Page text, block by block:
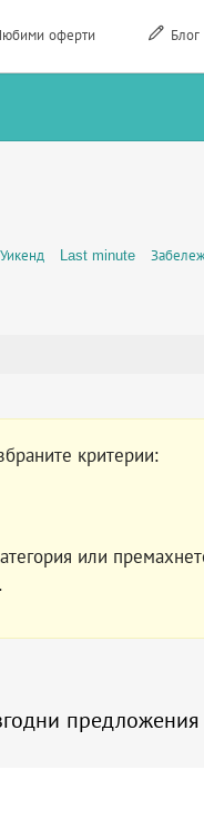
оферти Блог
Уикенд Last minute
критерии:
или
предложения